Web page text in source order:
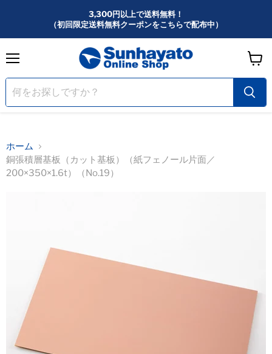
3,300円以上で送料無料！
（初回限定送料無料クーポンをこちらで配布中）
ニ
ュ
ー
ー
ト
を
ホーム
銅張積層基板（カット基板）（紙フェノール片面／
200×350×1.6t）（No.19）